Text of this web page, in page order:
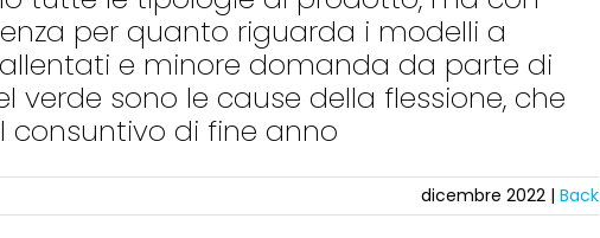
per quanto riguarda i modelli a
e minore domanda da parte di
sono le cause della flessione, che
di fine anno
dicembre 2022 | Back